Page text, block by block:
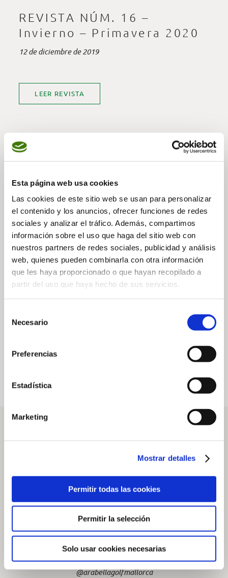
Esta página web usa cookies
Las cookies de este sitio web se usan para personalizar
el contenido y los anuncios, ofrecer funciones de redes
sociales y analizar el tráfico. Además, compartimos
información sobre el uso que haga del sitio web con
nuestros partners de redes sociales, publicidad y análisis
web, quienes pueden combinarla con otra información
que les haya proporcionado o que hayan recopilado a
partir del uso que haya hecho de sus servicios.
Necesario
Preferencias
Estadística
Marketing
Mostrar detalles
Permitir todas las cookies
Permitir la selección
Solo usar cookies necesarias
REVISTA NÚM. 16 –
Invierno – Primavera 2020
12 de diciembre de 2019
LEER REVISTA
— Compartir noticia
REVISTA NÚM. 18 –
2022
Primavera 2022
15 de diciembre de 2021
— SOCIAL
Síganos en redes sociales
@arabellagolfmallorca